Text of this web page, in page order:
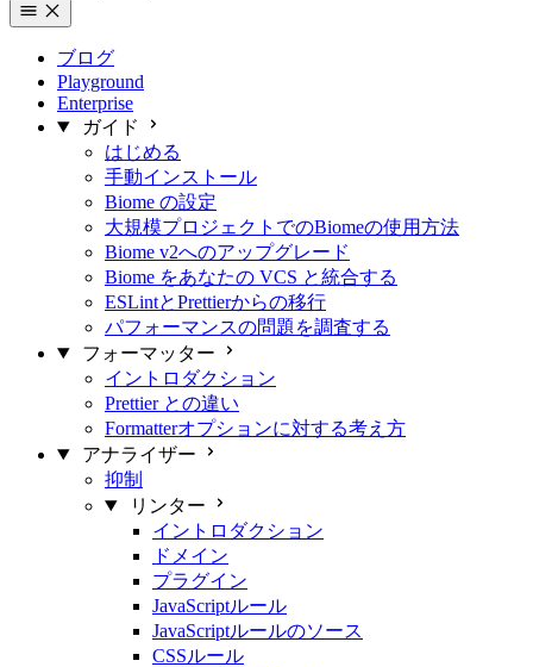
ブログ
Playground
Enterprise
ガイド
はじめる
手動インストール
Biome の設定
大規模プロジェクトでのBiomeの使用方法
Biome v2へのアップグレード
Biome をあなたの VCS と統合する
ESLintとPrettierからの移行
パフォーマンスの問題を調査する
フォーマッター
イントロダクション
Prettier との違い
Formatterオプションに対する考え方
アナライザー
抑制
リンター
イントロダクション
ドメイン
プラグイン
JavaScriptルール
JavaScriptルールのソース
CSSルール